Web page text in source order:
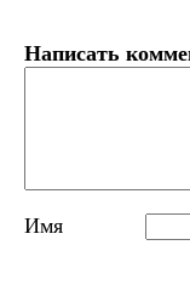
Написать
Имя